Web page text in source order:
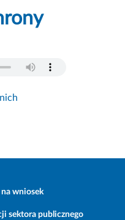
wniosek
sektora publicznego